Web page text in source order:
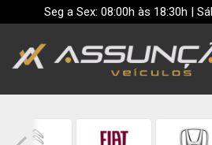
Seg a Sex: 08:00h às 18:30h |